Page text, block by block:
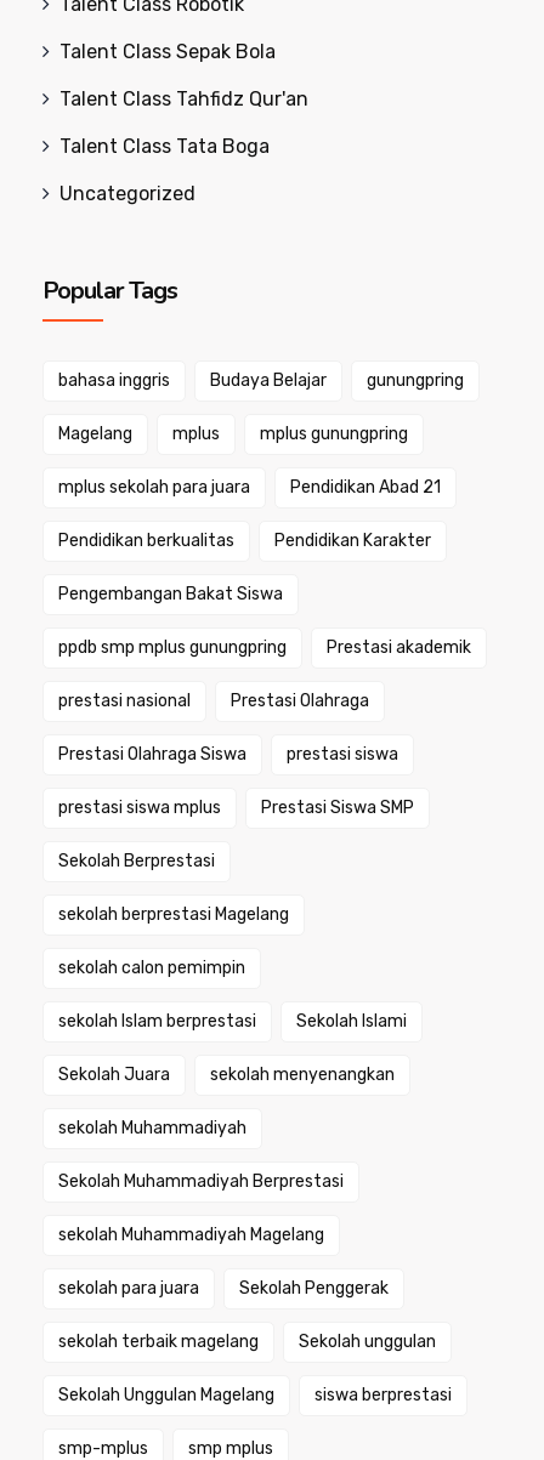
Talent Class Sepak Bola
Talent Class Tahfidz Qur'an
Talent Class Tata Boga
Uncategorized
Popular Tags
bahasa inggris Budaya Belajar gunungpring
Magelang mplus mplus gunungpring
mplus sekolah para juara Pendidikan Abad 21
Pendidikan berkualitas Pendidikan Karakter
Pengembangan Bakat Siswa
ppdb smp mplus gunungpring Prestasi akademik
prestasi nasional Prestasi Olahraga
Prestasi Olahraga Siswa prestasi siswa
prestasi siswa mplus Prestasi Siswa SMP
Sekolah Berprestasi
sekolah berprestasi Magelang
sekolah calon pemimpin
sekolah Islam berprestasi Sekolah Islami
Sekolah Juara sekolah menyenangkan
sekolah Muhammadiyah
Sekolah Muhammadiyah Berprestasi
sekolah Muhammadiyah Magelang
sekolah para juara Sekolah Penggerak
sekolah terbaik magelang Sekolah unggulan
Sekolah Unggulan Magelang siswa berprestasi
smp-mplus smp mplus